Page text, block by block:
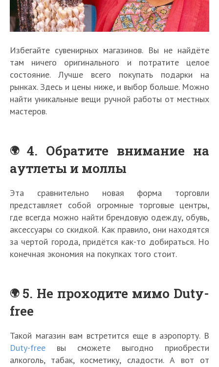
Избегайте сувенирных магазинов. Вы не найдёте
там ничего оригинального и потратите целое
состояние. Лучше всего покупать подарки на
рынках. Здесь и цены ниже, и выбор больше. Можно
найти уникальные вещи ручной работы от местных
мастеров.
4. Обратите внимание на
аутлеты и моллы
Эта сравнительно новая форма торговли
представляет собой огромные торговые центры,
где всегда можно найти брендовую одежду, обувь,
аксессуары со скидкой. Как правило, они находятся
за чертой города, придётся как-то добираться. Но
конечная экономия на покупках того стоит.
5. Не проходите мимо Duty-
free
Такой магазин вам встретится еще в аэропорту. В
Duty-free вы сможете выгодно приобрести
алкоголь, табак, косметику, сладости. А вот от